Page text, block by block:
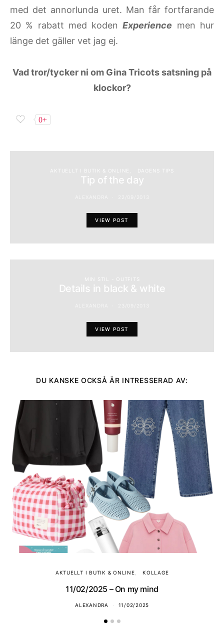
med det annorlunda uret. Man får fortfarande
20 % rabatt med kodenExperience men hur
länge det gäller vet jag ej.
Vad tror/tycker ni om Gina Tricots satsning på
klockor?
0+
AKTUELLT I BUTIK & ONLINE DAGENS TIPS
Tip of the day
VIEW POST
MIN STIL - OUTFITS
Details in black & white
VIEW POST
DU KANSKE OCKSÅ ÄR INTRESSERAD AV:
AKTUELLT I BUTIK & ONLINE KOLLAGE
11/02/2025 – On my mind
ALEXANDRA 11/02/2025